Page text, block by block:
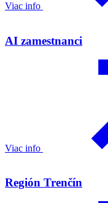
Viac info
AI zamestnanci
Viac info
Región Trenčín